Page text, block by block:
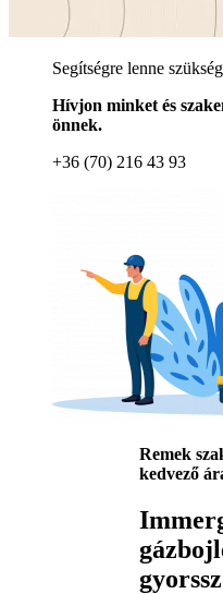
Segítségre lenne
Hívjon minket és
önnek.
+36 (70) 216 43 93
Remek
kedvező